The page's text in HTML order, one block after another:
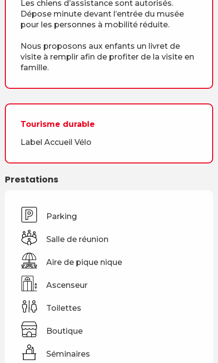
Les chiens d’assistance sont autorisés.
Dépose minute devant l’entrée du musée
pour les personnes à mobilité réduite.
Nous proposons aux enfants un livret de
visite à remplir afin de profiter de la visite en
famille.
Tourisme durable
Label Accueil Vélo
Prestations
Parking
Salle de réunion
Aire de pique nique
Ascenseur
Toilettes
Boutique
Séminaires